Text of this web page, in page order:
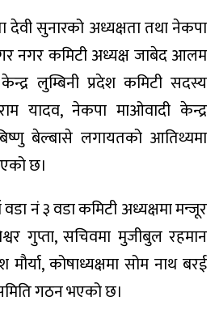
सुनारको अध्यक्षता तथा नेकपा
नगर कमिटी अध्यक्ष जाबेद आलम
लुम्बिनी प्रदेश कमिटी सदस्य
यादव, नेकपा माओवादी केन्द्र
बेल्बासे लगायतको आतिथ्यमा
छ।
वडा नं ३ वडा कमिटी अध्यक्षमा मन्जूर
गुप्ता, सचिवमा मुजीबुल रहमान
कोषाध्यक्षमा सोम नाथ बरई
गठन भएको छ।